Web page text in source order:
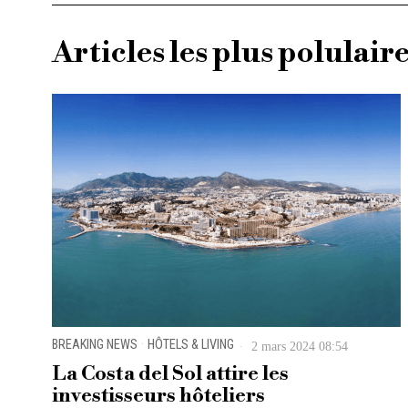
Articles les plus
BREAKING NEWS · HÔTELS & LIVING 2 mars 2024 08:54
La Costa del Sol attire les
investisseurs hôteliers